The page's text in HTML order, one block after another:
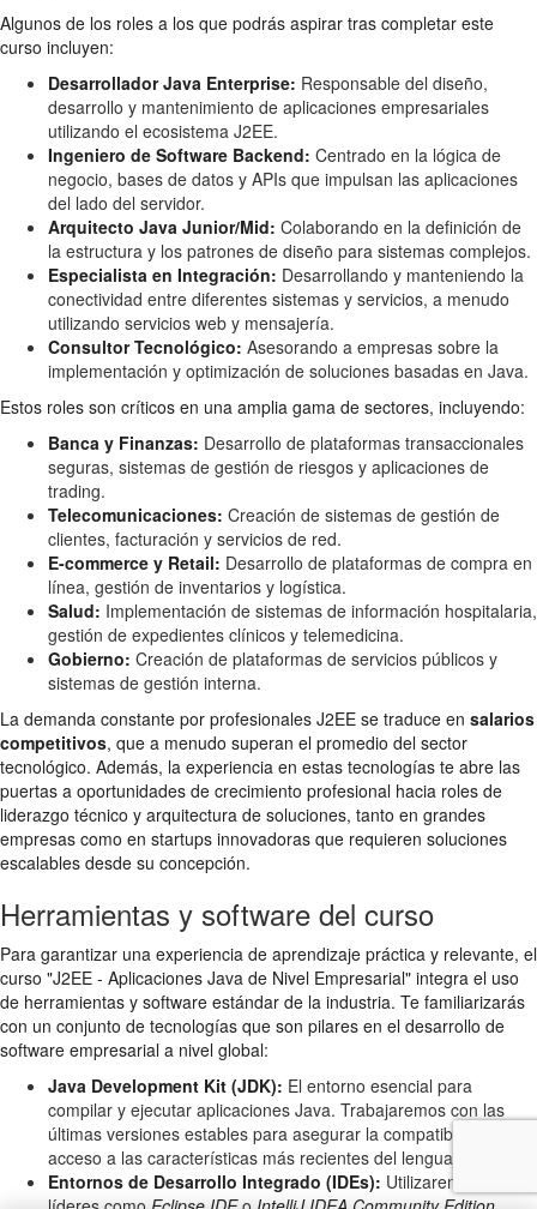
Algunos de los roles a los que podrás aspirar tras completar este
curso incluyen:
Desarrollador Java Enterprise: Responsable del diseño,
desarrollo y mantenimiento de aplicaciones empresariales
utilizando el ecosistema J2EE.
Ingeniero de Software Backend: Centrado en la lógica de
negocio, bases de datos y APIs que impulsan las aplicaciones
del lado del servidor.
Arquitecto Java Junior/Mid: Colaborando en la definición de
la estructura y los patrones de diseño para sistemas complejos.
Especialista en Integración: Desarrollando y manteniendo la
conectividad entre diferentes sistemas y servicios, a menudo
utilizando servicios web y mensajería.
Consultor Tecnológico: Asesorando a empresas sobre la
implementación y optimización de soluciones basadas en Java.
Estos roles son críticos en una amplia gama de sectores, incluyendo:
Banca y Finanzas: Desarrollo de plataformas transaccionales
seguras, sistemas de gestión de riesgos y aplicaciones de
trading.
Telecomunicaciones: Creación de sistemas de gestión de
clientes, facturación y servicios de red.
E-commerce y Retail: Desarrollo de plataformas de compra en
línea, gestión de inventarios y logística.
Salud: Implementación de sistemas de información hospitalaria,
gestión de expedientes clínicos y telemedicina.
Gobierno: Creación de plataformas de servicios públicos y
sistemas de gestión interna.
La demanda constante por profesionales J2EE se traduce en salarios
competitivos, que a menudo superan el promedio del sector
tecnológico. Además, la experiencia en estas tecnologías te abre las
puertas a oportunidades de crecimiento profesional hacia roles de
liderazgo técnico y arquitectura de soluciones, tanto en grandes
empresas como en startups innovadoras que requieren soluciones
escalables desde su concepción.
Herramientas y software del curso
Para garantizar una experiencia de aprendizaje práctica y relevante, el
curso "J2EE - Aplicaciones Java de Nivel Empresarial" integra el uso
de herramientas y software estándar de la industria. Te familiarizarás
con un conjunto de tecnologías que son pilares en el desarrollo de
software empresarial a nivel global:
Java Development Kit (JDK): El entorno esencial para
compilar y ejecutar aplicaciones Java. Trabajaremos con las
últimas versiones estables para asegurar la compatibilidad y el
acceso a las características más recientes del lenguaje.
Entornos de Desarrollo Integrado (IDEs): Utilizaremos IDEs